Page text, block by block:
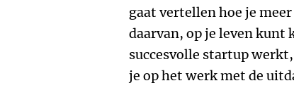
gaat vertellen hoe je
daarvan, op je leven kunt
succesvolle startup
je op het werk met de